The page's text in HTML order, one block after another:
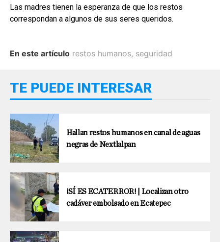
Las madres tienen la esperanza de que los restos
correspondan a algunos de sus seres queridos.
En este artículo restos humanos, seguridad
TE PUEDE INTERESAR
Hallan restos humanos en canal de aguas
negras de Nextlalpan
¡SÍ ES ECATERROR! | Localizan otro
cadáver embolsado en Ecatepec